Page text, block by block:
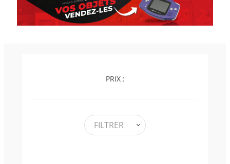
PRIX :
FILTRER